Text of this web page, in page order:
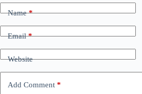
Name*
Email*
Website
Add Comment *